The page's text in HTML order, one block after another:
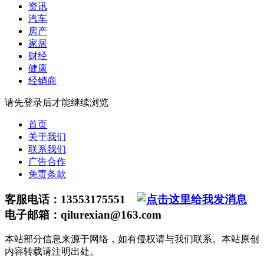
资讯
汽车
房产
家居
财经
健康
经销商
请先登录后才能继续浏览
首页
关于我们
联系我们
广告合作
免责条款
客服电话：13553175551
电子邮箱：qilurexian@163.com
本站部分信息来源于网络，如有侵权请与我们联系。本站原创
内容转载请注明出处。